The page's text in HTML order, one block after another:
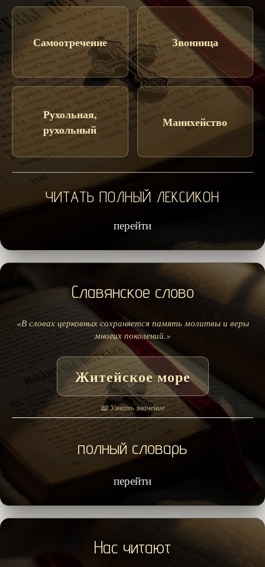
Самоотречение Звонница
Рухольная,
рухольный
Манихейство
ЧИТАТЬ ПОЛНЫЙ ЛЕКСИКОН
перейти
Славянское слово
«В словах церковных сохраняется память молитвы и веры
многих поколений.»
Житейское море
📖 Узнать значение
полный словарь
перейти
Нас читают